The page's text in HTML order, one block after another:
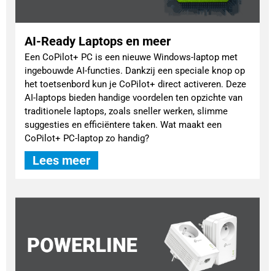
AI-Ready Laptops en meer
Een CoPilot+ PC is een nieuwe Windows-laptop met
ingebouwde AI-functies. Dankzij een speciale knop op
het toetsenbord kun je CoPilot+ direct activeren. Deze
AI-laptops bieden handige voordelen ten opzichte van
traditionele laptops, zoals sneller werken, slimme
suggesties en efficiëntere taken. Wat maakt een
CoPilot+ PC-laptop zo handig?
Lees meer